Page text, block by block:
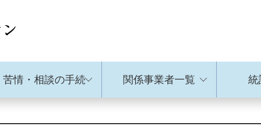
苦情・相談の手続 関係事業者一覧 統